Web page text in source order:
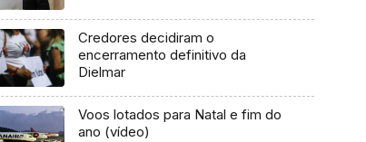
Credores decidiram o
encerramento definitivo da
Dielmar
Voos lotados para Natal e fim do
ano (vídeo)